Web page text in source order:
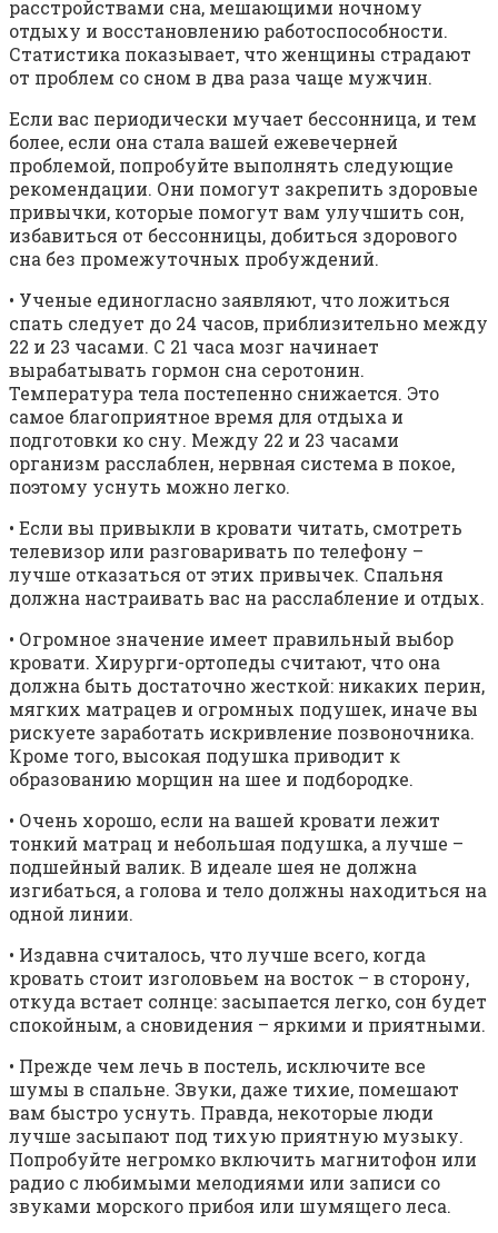
расстройствами сна, мешающими ночному
отдыху и восстановлению работоспособности.
Статистика показывает, что женщины страдают
от проблем со сном в два раза чаще мужчин.
Если вас периодически мучает бессонница, и тем
более, если она стала вашей ежевечерней
проблемой, попробуйте выполнять следующие
рекомендации. Они помогут закрепить здоровые
привычки, которые помогут вам улучшить сон,
избавиться от бессонницы, добиться здорового
сна без промежуточных пробуждений.
• Ученые единогласно заявляют, что ложиться
спать следует до 24 часов, приблизительно между
22 и 23 часами. С 21 часа мозг начинает
вырабатывать гормон сна серотонин.
Температура тела постепенно снижается. Это
самое благоприятное время для отдыха и
подготовки ко сну. Между 22 и 23 часами
организм расслаблен, нервная система в покое,
поэтому уснуть можно легко.
• Если вы привыкли в кровати читать, смотреть
телевизор или разговаривать по телефону –
лучше отказаться от этих привычек. Спальня
должна настраивать вас на расслабление и отдых.
• Огромное значение имеет правильный выбор
кровати. Хирурги-ортопеды считают, что она
должна быть достаточно жесткой: никаких перин,
мягких матрацев и огромных подушек, иначе вы
рискуете заработать искривление позвоночника.
Кроме того, высокая подушка приводит к
образованию морщин на шее и подбородке.
• Очень хорошо, если на вашей кровати лежит
тонкий матрац и небольшая подушка, а лучше –
подшейный валик. В идеале шея не должна
изгибаться, а голова и тело должны находиться на
одной линии.
• Издавна считалось, что лучше всего, когда
кровать стоит изголовьем на восток – в сторону,
откуда встает солнце: засыпается легко, сон будет
спокойным, а сновидения – яркими и приятными.
• Прежде чем лечь в постель, исключите все
шумы в спальне. Звуки, даже тихие, помешают
вам быстро уснуть. Правда, некоторые люди
лучше засыпают под тихую приятную музыку.
Попробуйте негромко включить магнитофон или
радио с любимыми мелодиями или записи со
звуками морского прибоя или шумящего леса.